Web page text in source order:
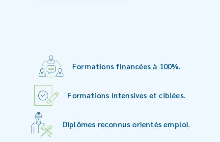
Formations financées à 100%.
Formations intensives et ciblées.
Diplômes reconnus orientés emploi.